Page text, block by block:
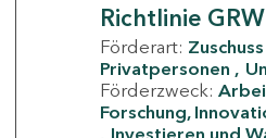
Richtlinie
Förderart: Zuschuss
Privatpersonen
Förderzweck:
Forschung,